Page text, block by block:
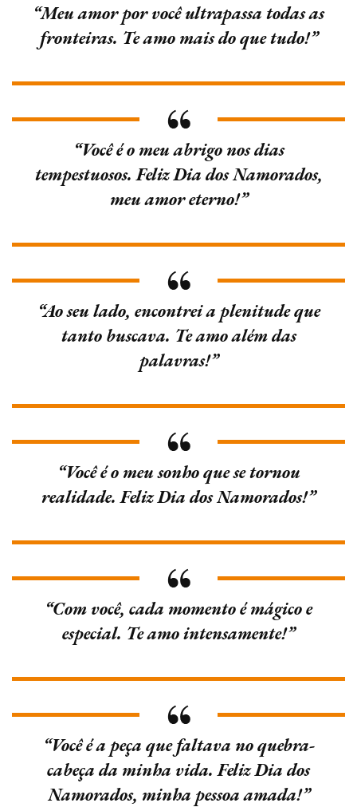
“Meu amor por você ultrapassa todas as
fronteiras. Te amo mais do que tudo!”
“Você é o meu abrigo nos dias
tempestuosos. Feliz Dia dos Namorados,
meu amor eterno!”
“Ao seu lado, encontrei a plenitude que
tanto buscava. Te amo além das
palavras!”
“Você é o meu sonho que se tornou
realidade. Feliz Dia dos Namorados!”
“Com você, cada momento é mágico e
especial. Te amo intensamente!”
“Você é a peça que faltava no quebra-
cabeça da minha vida. Feliz Dia dos
Namorados, minha pessoa amada!”